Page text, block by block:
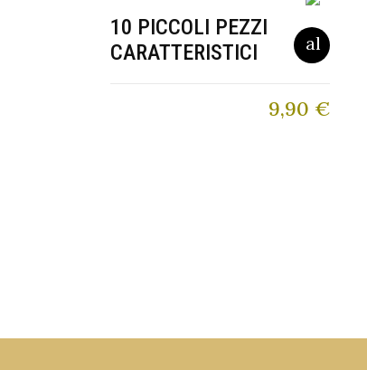
10 PICCOLI PEZZI
CARATTERISTICI
9,90 €